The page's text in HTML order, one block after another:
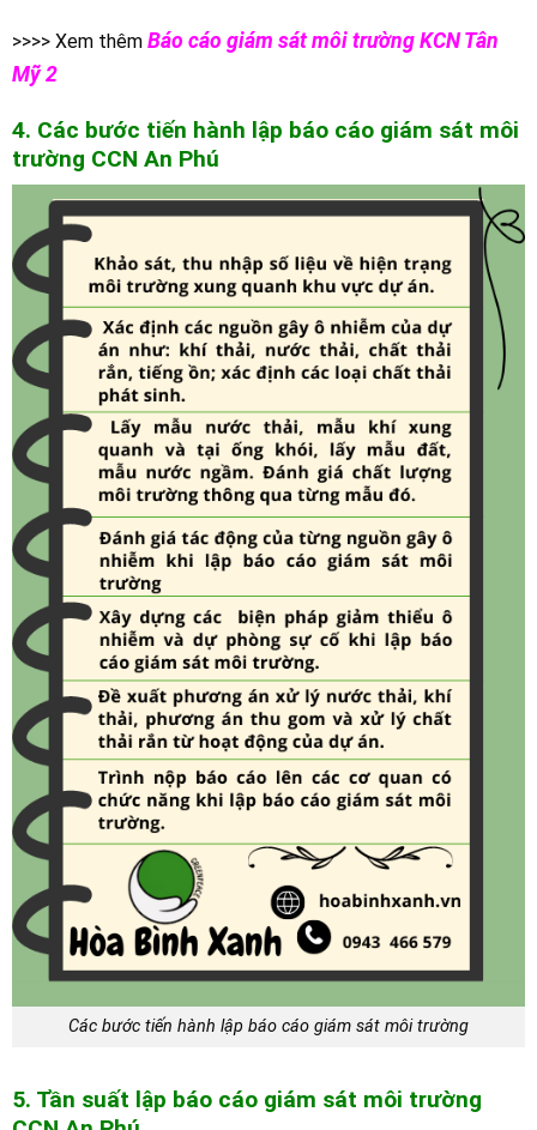
>>>> Xem thêm Báo cáo giám sát môi trường KCN Tân
Mỹ 2
4. Các bước tiến hành lập báo cáo giám sát môi
trường CCN An Phú
Các bước tiến hành lập báo cáo giám sát môi trường
5. Tần suất lập báo cáo giám sát môi trường